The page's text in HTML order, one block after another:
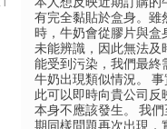
有完全黏貼於盒身。雖
時，牛奶會從膠片與盒
未能辨識，因此無法及
能受到污染，我們最終
牛奶出現類似情況。
此可以即時向貴公司
本身不應該發生。 我
期同樣問題再次出現，